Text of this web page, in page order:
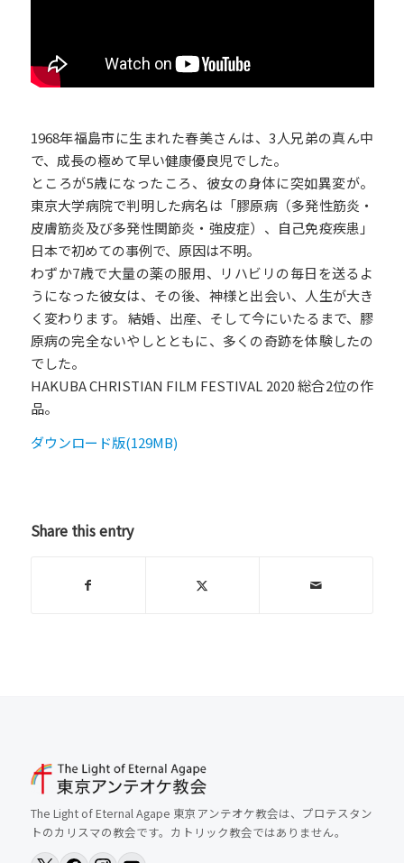
1968年福島市に生まれた春美さんは、3人兄弟の真ん中
で、成長の極めて早い健康優良児でした。
ところが5歳になったころ、彼女の身体に突如異変が。
東京大学病院で判明した病名は「膠原病（多発性筋炎・
皮膚筋炎及び多発性関節炎・強皮症）、自己免疫疾患」
日本で初めての事例で、原因は不明。
わずか7歳で大量の薬の服用、リハビリの毎日を送るよ
うになった彼女は、その後、神様と出会い、人生が大き
く変わります。 結婚、出産、そして今にいたるまで、膠
原病の完全ないやしとともに、多くの奇跡を体験したの
でした。
HAKUBA CHRISTIAN FILM FESTIVAL 2020 総合2位の作
品。
ダウンロード版(129MB)
Share this entry
The Light of Eternal Agape 東京アンテオケ教会は、プロテスタン
トのカリスマの教会です。カトリック教会ではありません。